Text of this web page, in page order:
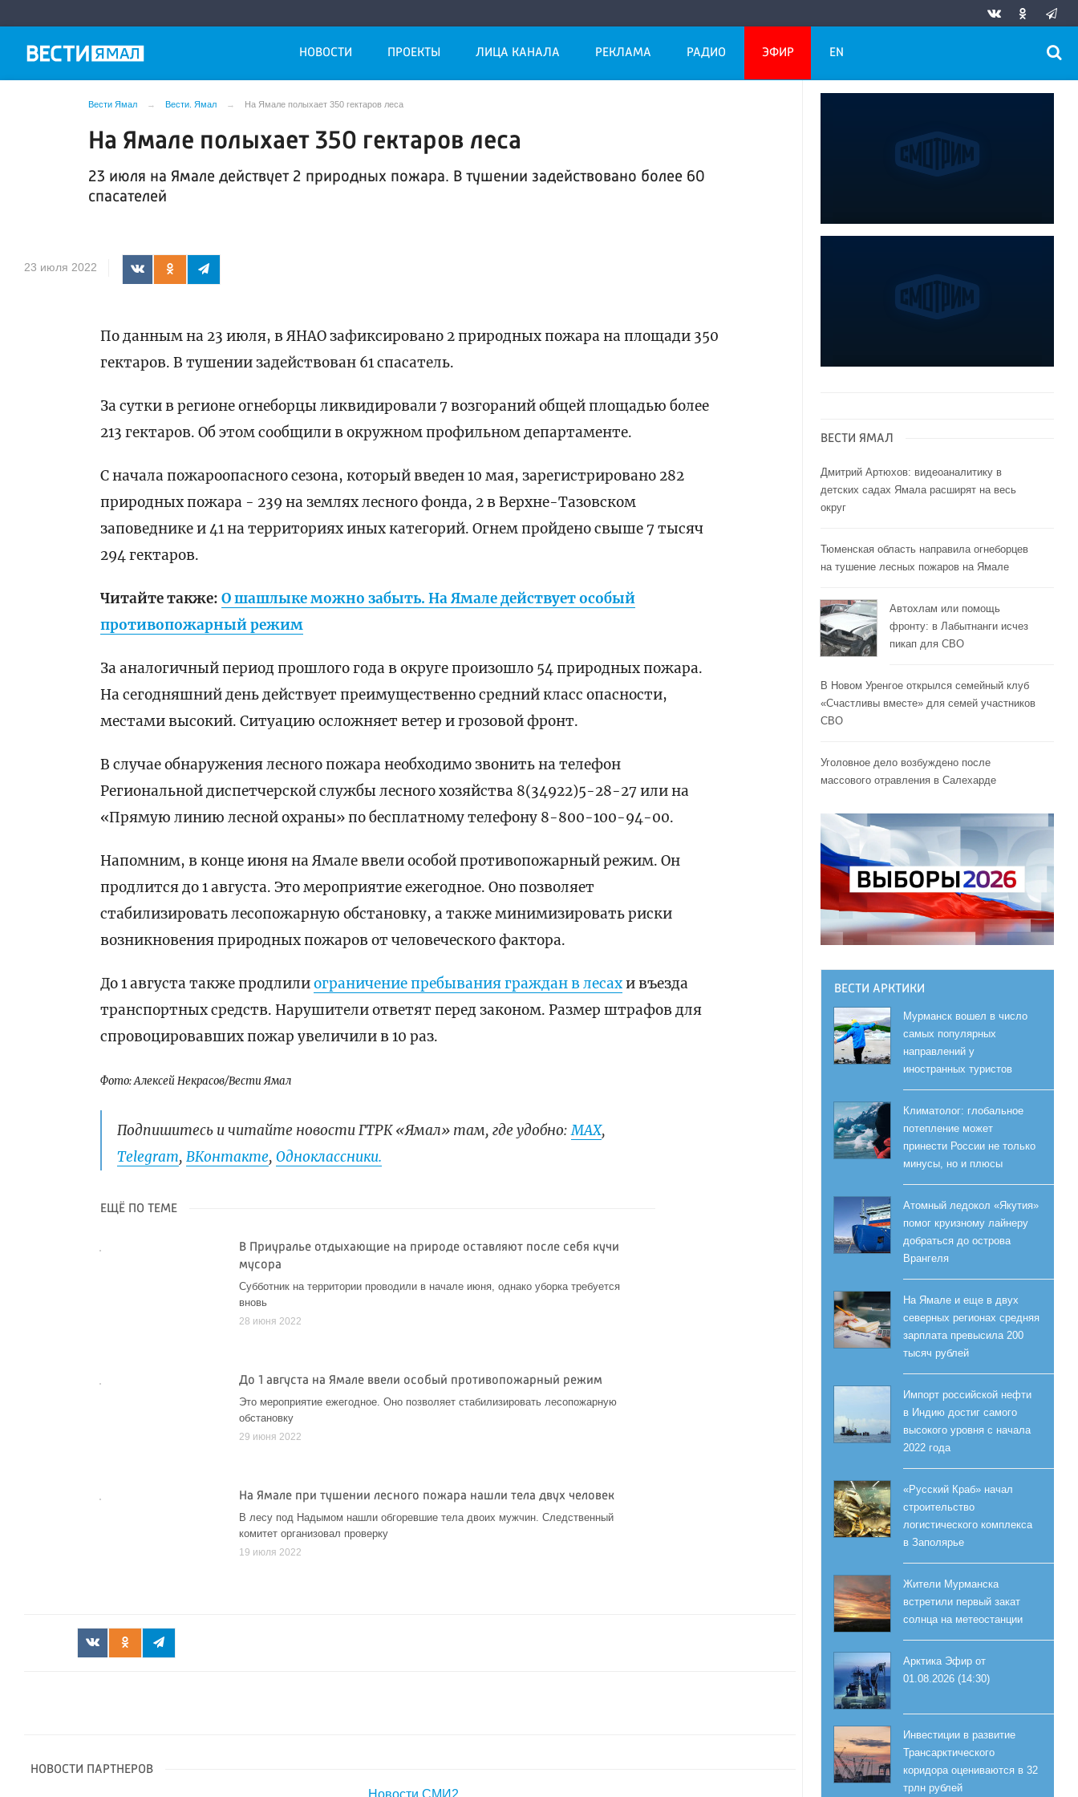
НОВОСТИ ПРОЕКТЫ ЛИЦА КАНАЛА РЕКЛАМА РАДИО ЭФИР EN
Вести Ямал Вести. Ямал На Ямале полыхает 350 гектаров леса
На Ямале полыхает 350 гектаров леса
23 июля на Ямале действует 2 природных пожара. В тушении задействовано более 60
спасателей
23 июля 2022
По данным на 23 июля, в ЯНАО зафиксировано 2 природных пожара на площади 350
гектаров. В тушении задействован 61 спасатель.
За сутки в регионе огнеборцы ликвидировали 7 возгораний общей площадью более
213 гектаров. Об этом сообщили в окружном профильном департаменте.
С начала пожароопасного сезона, который введен 10 мая, зарегистрировано 282
природных пожара - 239 на землях лесного фонда, 2 в Верхне-Тазовском
заповеднике и 41 на территориях иных категорий. Огнем пройдено свыше 7 тысяч
294 гектаров.
Читайте также:О шашлыке можно забыть. На Ямале действует особый
противопожарный режим
За аналогичный период прошлого года в округе произошло 54 природных пожара.
На сегодняшний день действует преимущественно средний класс опасности,
местами высокий. Ситуацию осложняет ветер и грозовой фронт.
В случае обнаружения лесного пожара необходимо звонить на телефон
Региональной диспетчерской службы лесного хозяйства 8(34922)5-28-27 или на
«Прямую линию лесной охраны» по бесплатному телефону 8-800-100-94-00.
Напомним, в конце июня на Ямале ввели особой противопожарный режим. Он
продлится до 1 августа. Это мероприятие ежегодное. Оно позволяет
стабилизировать лесопожарную обстановку, а также минимизировать риски
возникновения природных пожаров от человеческого фактора.
До 1 августа также продлилиограничение пребывания граждан в лесахи въезда
транспортных средств. Нарушители ответят перед законом. Размер штрафов для
спровоцировавших пожар увеличили в 10 раз.
Фото: Алексей Некрасов/Вести Ямал
Подпишитесь и читайте новости ГТРК «Ямал» там, где удобно:МАХ,
Telegram,ВКонтакте,Одноклассники.
ЕЩЁ ПО ТЕМЕ
В Приуралье отдыхающие на природе оставляют после себя кучи
мусора
Субботник на территории проводили в начале июня, однако уборка требуется
вновь
28 июня 2022
До 1 августа на Ямале ввели особый противопожарный режим
Это мероприятие ежегодное. Оно позволяет стабилизировать лесопожарную
обстановку
29 июня 2022
На Ямале при тушении лесного пожара нашли тела двух человек
В лесу под Надымом нашли обгоревшие тела двоих мужчин. Следственный
комитет организовал проверку
19 июля 2022
НОВОСТИ ПАРТНЕРОВ
Новости СМИ2
ВЕСТИ ЯМАЛ
Дмитрий Артюхов: видеоаналитику в
детских садах Ямала расширят на весь
округ
Тюменская область направила огнеборцев
на тушение лесных пожаров на Ямале
Автохлам или помощь
фронту: в Лабытнанги исчез
пикап для СВО
В Новом Уренгое открылся семейный клуб
«Счастливы вместе» для семей участников
СВО
Уголовное дело возбуждено после
массового отравления в Салехарде
ВЕСТИ АРКТИКИ
Мурманск вошел в число
самых популярных
направлений у
иностранных туристов
Климатолог: глобальное
потепление может
принести России не только
минусы, но и плюсы
Атомный ледокол «Якутия»
помог круизному лайнеру
добраться до острова
Врангеля
На Ямале и еще в двух
северных регионах средняя
зарплата превысила 200
тысяч рублей
Импорт российской нефти
в Индию достиг самого
высокого уровня с начала
2022 года
«Русский Краб» начал
строительство
логистического комплекса
в Заполярье
Жители Мурманска
встретили первый закат
солнца на метеостанции
Арктика Эфир от
01.08.2026 (14:30)
Инвестиции в развитие
Трансарктического
коридора оцениваются в 32
трлн рублей